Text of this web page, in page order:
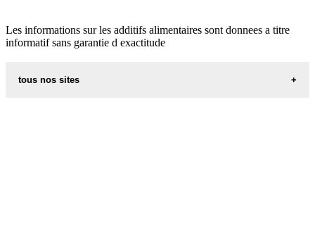
Les informations sur les additifs alimentaires sont donnees a titre
informatif sans garantie d exactitude
tous nos sites